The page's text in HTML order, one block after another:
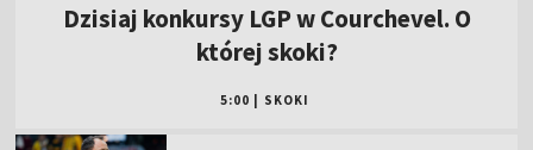
Dzisiaj konkursy LGP w Courchevel. O
której skoki?
5:00 | SKOKI